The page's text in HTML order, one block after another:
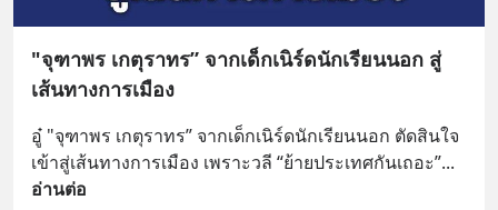
"จุฑาพร เกตุราทร” จากเด็กเนิร์ดนักเรียนนอก สู่
เส้นทางการเมือง
อู๋ "จุฑาพร เกตุราทร” จากเด็กเนิร์ดนักเรียนนอก ตัดสินใจ
เข้าสู่เส้นทางการเมือง เพราะวลี “ย้ายประเทศกันเถอะ”
อ่านต่อ